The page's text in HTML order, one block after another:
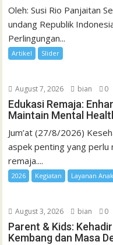
Oleh: Susi Rio Panjaitan
undang Republik
Perlingungan...
Artikel Slider
August 7, 2026 bian 0
Edukasi Remaja:
Maintain Mental
Jum’at (27/8/2026)
aspek penting yang perlu
remaja....
2026 Kegiatan Layanan
August 3, 2026 bian 0
Parent & Kids:
Kembang dan Masa